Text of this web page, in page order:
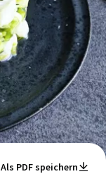
Als PDF speichern